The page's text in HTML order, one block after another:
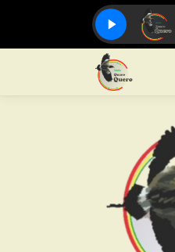
da Quero Quero com
Xirú Missioneiro - 14 - Tostado